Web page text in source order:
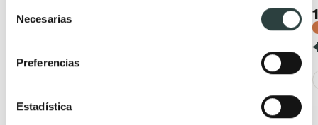
Necesarias
Preferencias
Estadística
−10%